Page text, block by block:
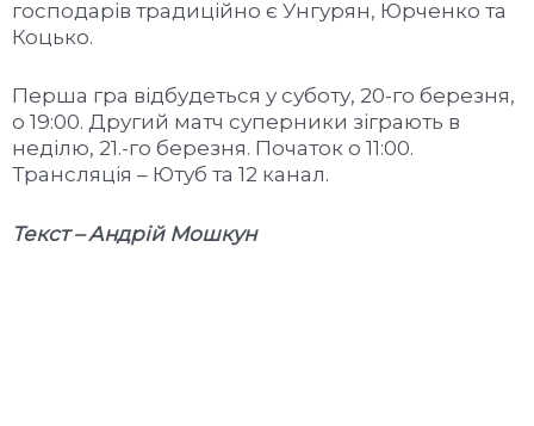
господарів традиційно є Унгурян, Юрченко та
Коцько.
Перша гра відбудеться у суботу, 20-го березня,
о 19:00. Другий матч суперники зіграють в
неділю, 21.-го березня. Початок о 11:00.
Трансляція – Ютуб та 12 канал.
Текст – Андрій Мошкун